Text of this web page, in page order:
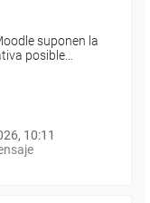
suponen la
posible…
10:11